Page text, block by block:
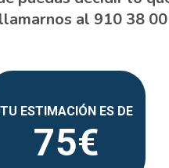
75